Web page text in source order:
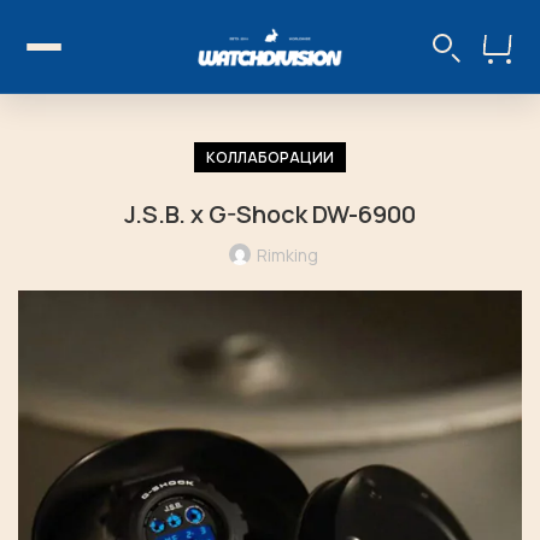
КОЛЛАБОРАЦИИ
J.S.B. x G-Shock DW-6900
Rimking